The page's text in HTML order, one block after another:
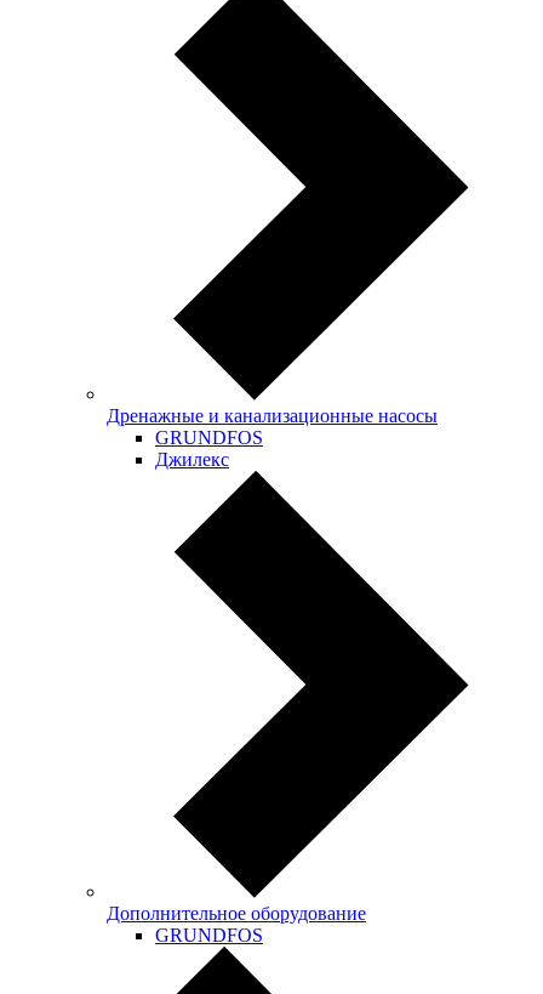
Дренажные и канализационные насосы
GRUNDFOS
Джилекс
Дополнительное оборудование
GRUNDFOS